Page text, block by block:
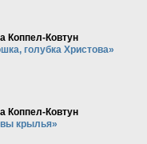
Коппел-Ковтун
голубка Христова»
Коппел-Ковтун
крылья»